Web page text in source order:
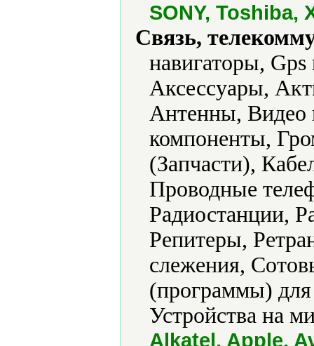
SONY, Toshiba,
Связь,
навигаторы,
Аксессуары,
Антенны, Видео
компоненты,
(Запчасти),
Проводные
Радиостанции,
Репитеры,
слежения,
(программы) для
Устройства на
Alkatel, Apple,